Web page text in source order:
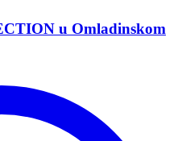
u Omladinskom